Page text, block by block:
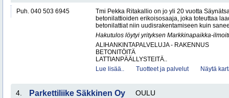
Puh. 040 503 6945
Tmi Pekka Ritakallio on jo yli 20 vuotta
betonilattioiden erikoisosaaja, joka toteuttaa
betonilattiat niin uudisrakentamiseen kuin
Hakutulos löytyi yrityksen Markkinapaikka-
ALIHANKINTAPALVELUJA - RAKENNUS
BETONITÖITÄ
LATTIANPÄÄLLYSTEITÄ..
Lue lisää..
Tuotteet ja palvelut Näytä
4. Parkettiliike Säkkinen Oy OULU